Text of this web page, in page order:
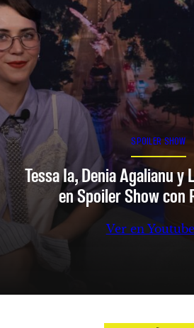
SPOILER SHOW
Tessa Ia, Denia Agalianu y
en Spoiler Show con
Ver en Youtube